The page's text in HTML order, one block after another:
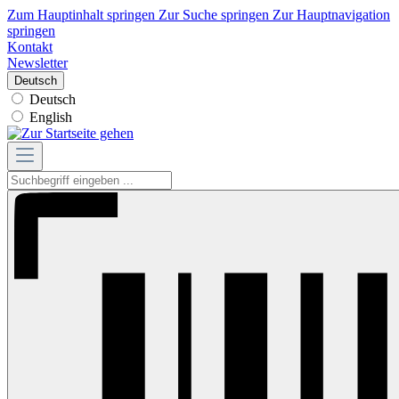
Zum Hauptinhalt springen Zur Suche springen Zur Hauptnavigation
springen
Kontakt
Newsletter
Deutsch
Deutsch
English